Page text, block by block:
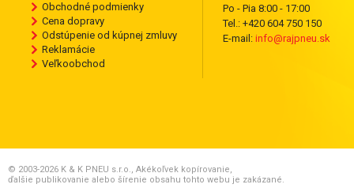
Obchodné podmienky
Cena dopravy
Odstúpenie od kúpnej zmluvy
Reklamácie
Veľkoobchod
Po - Pia 8:00 - 17:00
Tel.: +420 604 750 150
E-mail: info@rajpneu.sk
© 2003-2026 K & K PNEU s.r.o., Akékoľvek kopírovanie,
ďalšie publikovanie alebo šírenie obsahu tohto webu je zakázané.